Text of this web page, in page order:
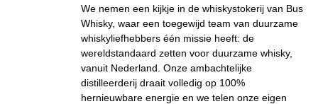
We nemen een kijkje in de whiskystokerij van Bus
Whisky, waar een toegewijd team van duurzame
whiskyliefhebbers één missie heeft: de
wereldstandaard zetten voor duurzame whisky,
vanuit Nederland. Onze ambachtelijke
distilleerderij draait volledig op 100%
hernieuwbare energie en we telen onze eigen